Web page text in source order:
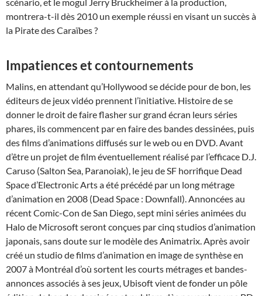
montrera-t-il dès 2010 un exemple réussi en visant un succès à
la Pirate des Caraïbes ?
Impatiences et contournements
Malins, en attendant qu’Hollywood se décide pour de bon, les
éditeurs de jeux vidéo prennent l’initiative. Histoire de se
donner le droit de faire flasher sur grand écran leurs séries
phares, ils commencent par en faire des bandes dessinées, puis
des films d’animations diffusés sur le web ou en DVD. Avant
d’être un projet de film éventuellement réalisé par l’efficace D.J.
Caruso (Salton Sea, Paranoiak), le jeu de SF horrifique Dead
Space d’Electronic Arts a été précédé par un long métrage
d’animation en 2008 (Dead Space : Downfall). Annoncées au
récent Comic-Con de San Diego, sept mini séries animées du
Halo de Microsoft seront conçues par cinq studios d’animation
japonais, sans doute sur le modèle des Animatrix. Après avoir
créé un studio de films d’animation en image de synthèse en
2007 à Montréal d’où sortent les courts métrages et bandes-
annonces associés à ses jeux, Ubisoft vient de fonder un pôle